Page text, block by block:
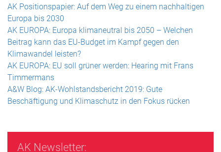
AK Positionspapier: Auf dem Weg zu einem nachhaltigen
Europa bis 2030
AK EUROPA: Europa klimaneutral bis 2050 – Welchen
Beitrag kann das EU-Budget im Kampf gegen den
Klimawandel leisten?
AK EUROPA: EU soll grüner werden: Hearing mit Frans
Timmermans
A&W Blog: AK-Wohlstandsbericht 2019: Gute
Beschäftigung und Klimaschutz in den Fokus rücken
AK Newsletter: